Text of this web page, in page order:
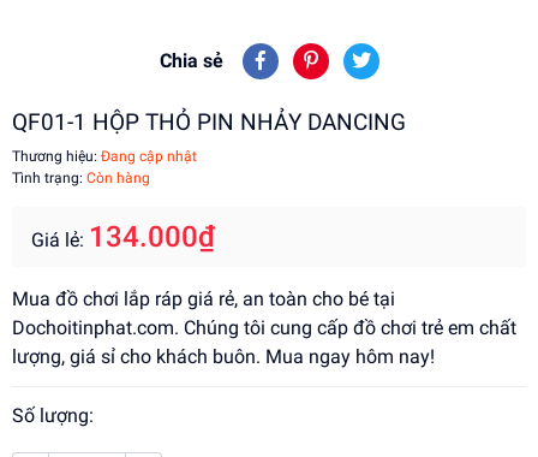
Chia sẻ
QF01-1 HỘP THỎ PIN NHẢY DANCING
Thương hiệu: Đang cập nhật
Tình trạng: Còn hàng
Giá lẻ: 134.000₫
Mua đồ chơi lắp ráp giá rẻ, an toàn cho bé tại
Dochoitinphat.com. Chúng tôi cung cấp đồ chơi trẻ em chất
lượng, giá sỉ cho khách buôn. Mua ngay hôm nay!
Số lượng: